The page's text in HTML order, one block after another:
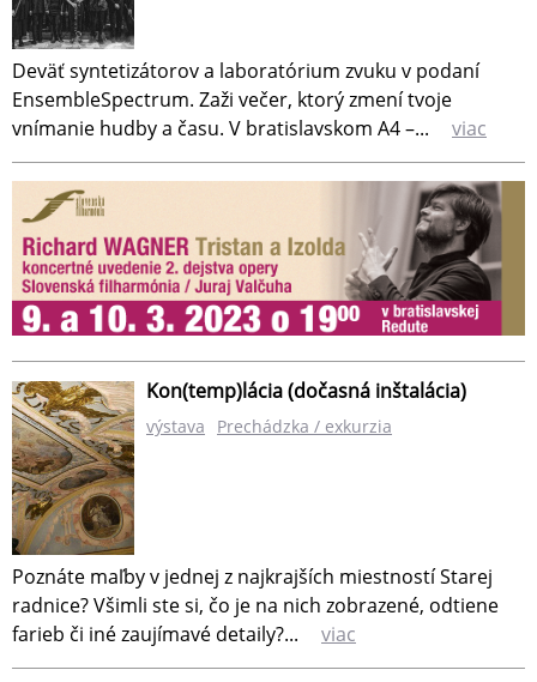
Deväť syntetizátorov a laboratórium zvuku v podaní
EnsembleSpectrum. Zaži večer, ktorý zmení tvoje
vnímanie hudby a času. V bratislavskom A4 –...
viac
Kon(temp)lácia (dočasná inštalácia)
výstava Prechádzka / exkurzia
Poznáte maľby v jednej z najkrajších miestností Starej
radnice? Všimli ste si, čo je na nich zobrazené, odtiene
farieb či iné zaujímavé detaily?...
viac